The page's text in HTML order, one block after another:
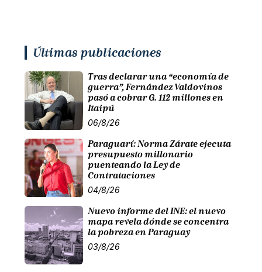
Últimas publicaciones
Tras declarar una “economía de
guerra”, Fernández Valdovinos
pasó a cobrar G. 112 millones en
Itaipú
06/8/26
Paraguarí: Norma Zárate ejecuta
presupuesto millonario
puenteando la Ley de
Contrataciones
04/8/26
Nuevo informe del INE: el nuevo
mapa revela dónde se concentra
la pobreza en Paraguay
03/8/26